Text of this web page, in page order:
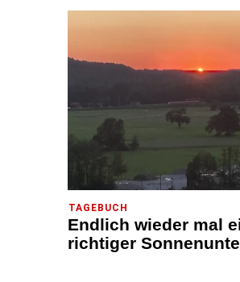
TAGEBUCH
Endlich wieder mal
richtiger